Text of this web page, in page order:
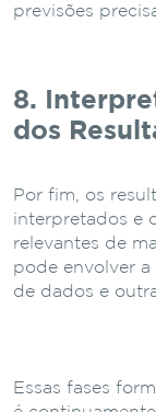
previsões
8.
dos
Por fim, os
interpretados e
relevantes de
pode envolver a
de dados e
Essas fases